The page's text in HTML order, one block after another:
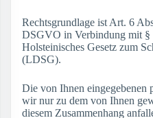
Rechtsgrundlage ist Art. 6
DSGVO in Verbindung mit §
Holsteinisches Gesetz zum
(LDSG).
Die von Ihnen eingegebenen
wir nur zu dem von Ihnen
diesem Zusammenhang